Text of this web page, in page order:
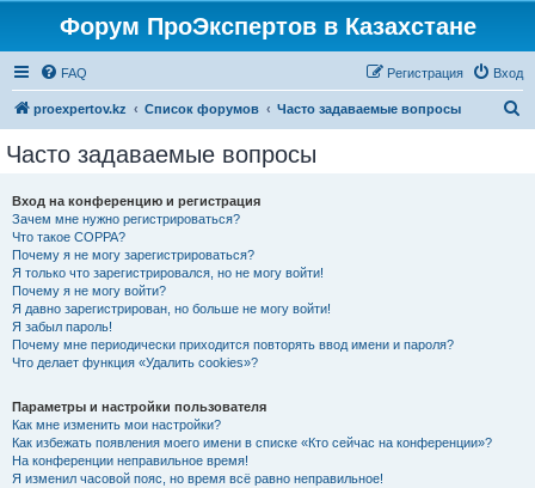
Форум ПроЭкспертов в Казахстане
FAQ Вход
Регистрация
proexpertov.kz Список форумов Часто задаваемые вопросы
Часто задаваемые вопросы
Вход на конференцию и регистрация
Зачем мне нужно регистрироваться?
Что такое COPPA?
Почему я не могу зарегистрироваться?
Я только что зарегистрировался, но не могу войти!
Почему я не могу войти?
Я давно зарегистрирован, но больше не могу войти!
Я забыл пароль!
Почему мне периодически приходится повторять ввод имени и пароля?
Что делает функция «Удалить cookies»?
Параметры и настройки пользователя
Как мне изменить мои настройки?
Как избежать появления моего имени в списке «Кто сейчас на конференции»?
На конференции неправильное время!
Я изменил часовой пояс, но время всё равно неправильное!